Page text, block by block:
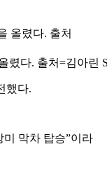
렸다. 출처=김아린
했다.
미 막차 탑승”이라